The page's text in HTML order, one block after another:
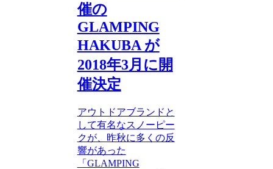
催の
GLAMPING
HAKUBA が
2018年3月に開
催決定
アウトドアブランドと
して有名なスノーピー
クが、昨秋に多くの反
響があった
「GLAMPING